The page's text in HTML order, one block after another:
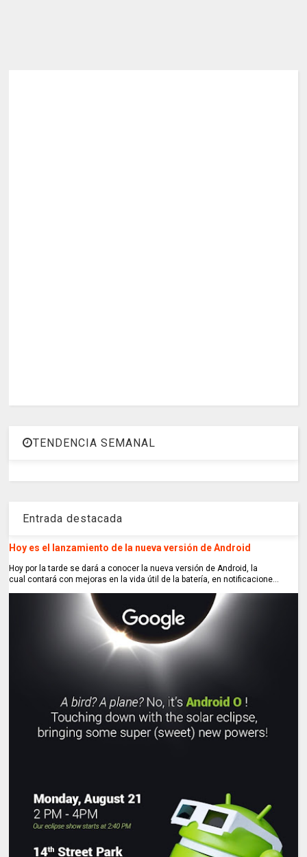
TENDENCIA SEMANAL
Entrada destacada
Hoy es el lanzamiento de la nueva versión de Android
Hoy por la tarde se dará a conocer la nueva versión de Android, la
cual contará con mejoras en la vida útil de la batería, en notificacione...